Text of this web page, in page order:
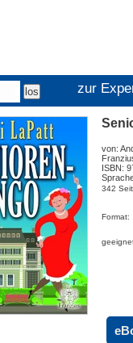
zur
von:
ISBN:
342
Format: